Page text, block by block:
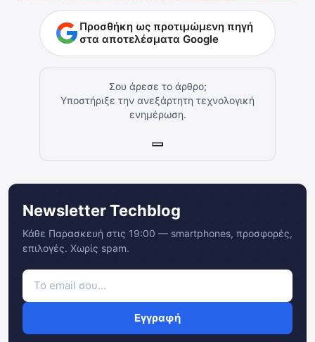
Προσθήκη ως προτιμώμενη πηγή
στα αποτελέσματα Google
Σου άρεσε το άρθρο;
Υποστήριξε την ανεξάρτητη τεχνολογική
ενημέρωση.
Newsletter Techblog
Κάθε Παρασκευή στις 19:00 — smartphones, προσφορές,
επιλογές. Χωρίς spam.
Εγγραφή